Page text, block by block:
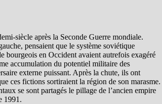
siècle après la Seconde Guerre mondiale.
pensaient que le système soviétique
bourgeois en Occident avaient autrefois exagéré
accumulation du potentiel militaire des
externe puissant. Après la chute, ils ont
ces fictions sortiraient la région de son marasme.
se sont partagés le pillage de l’ancien empire
1991.